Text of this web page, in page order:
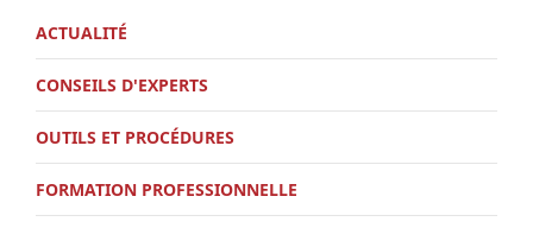
ACTUALITÉ
CONSEILS D'EXPERTS
OUTILS ET PROCÉDURES
FORMATION PROFESSIONNELLE